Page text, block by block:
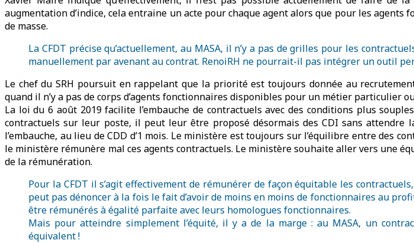
augmentation d’indice, cela entraine un acte pour chaque agent alors que pour les
de masse.
La CFDT précise qu’actuellement, au MASA, il n’y a pas de grilles pour les
manuellement par avenant au contrat. RenoiRH ne pourrait-il pas intégrer un outil
Le chef du SRH poursuit en rappelant que la priorité est toujours donnée au
quand il n’y a pas de corps d’agents fonctionnaires disponibles pour un métier particulier
La loi du 6 août 2019 facilite l’embauche de contractuels avec des conditions plus
contractuels sur leur poste, il peut leur être proposé désormais des CDI sans attendre
l’embauche, au lieu de CDD d’1 mois. Le ministère est toujours sur l’équilibre entre des
le ministère rémunère mal ces agents contractuels. Le ministère souhaite aller vers une
de la rémunération.
Pour la CFDT il s’agit effectivement de rémunérer de façon équitable les
peut pas dénoncer à la fois le fait d’avoir de moins en moins de fonctionnaires au
être rémunérés à égalité parfaite avec leurs homologues fonctionnaires.
Mais pour atteindre simplement l’équité, il y a de la marge : au MASA, un
équivalent !